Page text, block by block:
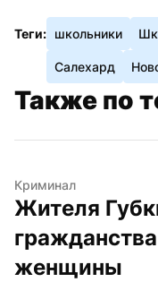
Теги: школьники
Салехард
Также по
Криминал
Жителя
женщины